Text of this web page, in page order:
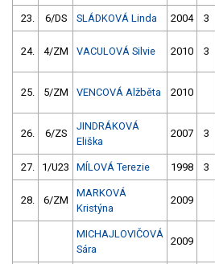
23. 6/DS SLÁDKOVÁ Linda 2004 3
24. 4/ZM VACULOVÁ Silvie 2010 3
25. 5/ZM VENCOVÁ Alžběta 2010
26. 6/ZS
JINDRÁKOVÁ
Eliška
2007 3
27. 1/U23 MÍLOVÁ Terezie 1998 3
28. 6/ZM
MARKOVÁ
Kristýna
2009
MICHAJLOVIČOVÁ
Sára
2009